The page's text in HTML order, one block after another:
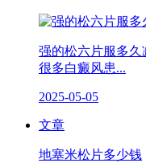
强的松六片服多久
很多白癜风患...
2025-05-05
文章
地塞米松片多少钱